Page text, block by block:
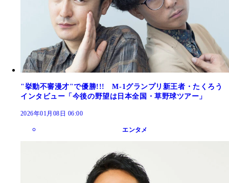
"挙動不審漫才"で優勝!!! M-1グランプリ新王者・たくろう
インタビュー「今後の野望は日本全国・草野球ツアー」
2026年01月08日 06:00
エンタメ